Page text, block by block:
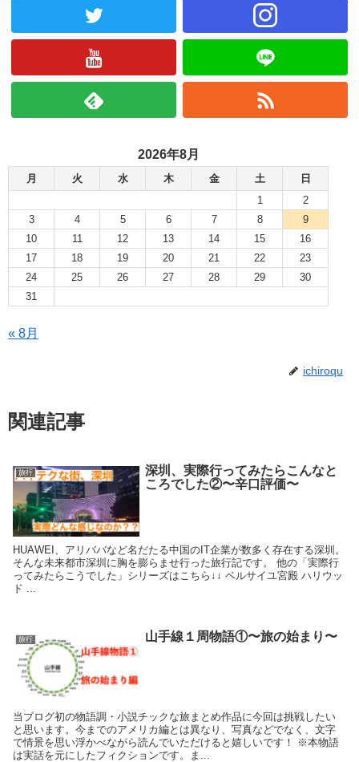
2026年8月
月 火 水 木 金 土
日
1
2
3
4 5 6 7 8
9
10
11 12 13 14 15
16
17
18 19 20 21 22
23
24
25 26 27 28 29
30
31
« 8月
ichiroqu
関連記事
旅行
深圳、実際行ってみたらこんなと
ころでした②〜辛口評価〜
HUAWEI、アリババなど名だたる中国のIT企業が数多く存在する深圳。
そんな未来都市深圳に胸を膨らませ行った旅行記です。 他の「実際行
ってみたらこうでした」シリーズはこちら↓↓ ベルサイユ宮殿 ハリウッ
ド ...
旅行 山手線１周物語①〜旅の始まり〜
当ブログ初の物語調・小説チックな旅まとめ作品に今回は挑戦したい
と思います。今までのアメリカ編とは異なり、写真などでなく、文字
で情景を思い浮かべながら読んでいただけると嬉しいです！ ※本物語
は実話を元にしたフィクションです。ま...